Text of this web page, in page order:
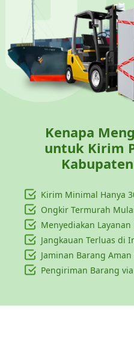
Kenapa
untuk Kirim
Kirim Minimal Hanya
Ongkir Termurah
Menyediakan
Jangkauan Terluas di
Jaminan Barang
Pengiriman Barang